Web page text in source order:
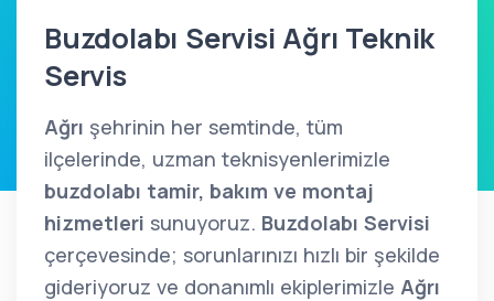
Buzdolabı Servisi Ağrı Teknik
Servis
Ağrı şehrinin her semtinde, tüm
ilçelerinde, uzman teknisyenlerimizle
buzdolabı tamir, bakım ve montaj
hizmetleri sunuyoruz. Buzdolabı Servisi
çerçevesinde; sorunlarınızı hızlı bir şekilde
gideriyoruz ve donanımlı ekiplerimizle Ağrı